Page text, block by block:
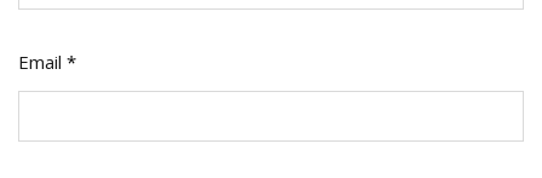
Email *